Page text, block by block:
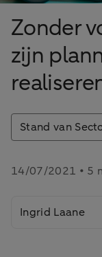
Zonder
zijn
Stand van
14/07/2021 • 5
Ingrid Laane